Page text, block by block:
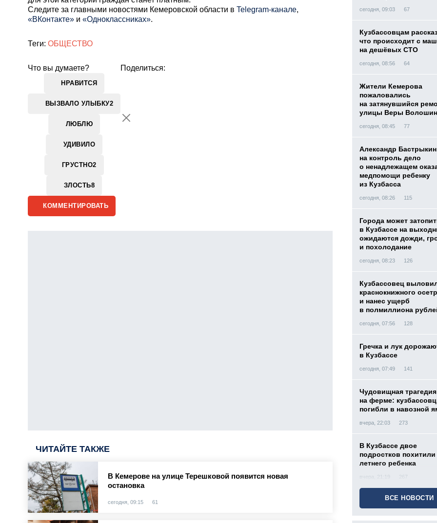
Cледите за главными новостями Кемеровской области в Telegram-канале,
«ВКонтакте» и «Одноклассниках».
Теги: ОБЩЕСТВО
Что вы думаете?
НРАВИТСЯ
ВЫЗВАЛО УЛЫБКУ2
ЛЮБЛЮ
УДИВИЛО
ГРУСТНО2
ЗЛОСТЬ8
Поделиться:
КОММЕНТИРОВАТЬ
ЧИТАЙТЕ ТАКЖЕ
В Кемерове на улице Терешковой появится новая
остановка
сегодня, 09:15 61
сегодня, 09:03 67
Кузбассовцам
что происходит с
на дешёвых СТО
сегодня, 08:56 64
Жители Кемерова
пожаловались
на затянувшийся
улицы Веры
сегодня, 08:45 77
Александр
на контроль дело
о ненадлежащем
медпомощи ребенку
из Кузбасса
сегодня, 08:26 115
Города может
в Кузбассе на
ожидаются дожди,
и похолодание
сегодня, 08:23 126
Кузбассовец
краснокнижного
и нанес ущерб
в полмиллиона
сегодня, 07:56 128
Гречка и лук
в Кузбассе
сегодня, 07:49 141
Чудовищная трагедия
на ферме:
погибли в навозной
вчера, 22:03 273
В Кузбассе двое
подростков похитили
летнего ребенка
вчера, 21:19 267
ВСЕ НОВОСТИ